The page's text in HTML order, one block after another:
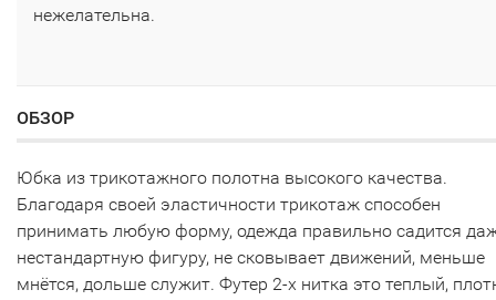
нежелательна.
ОБЗОР
Юбка из трикотажного полотна высокого качества.
Благодаря своей эластичности трикотаж способен
принимать любую форму, одежда правильно садится
нестандартную фигуру, не сковывает движений, меньше
мнётся, дольше служит. Футер 2-х нитка это теплый,